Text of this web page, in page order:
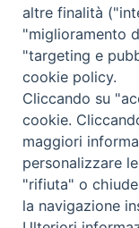
Copyright 2026
altre finalità
"miglioramento
"targeting e
cookie policy.
Cliccando su
cookie.
maggiori
personalizzare
"rifiuta" o
la navigazione